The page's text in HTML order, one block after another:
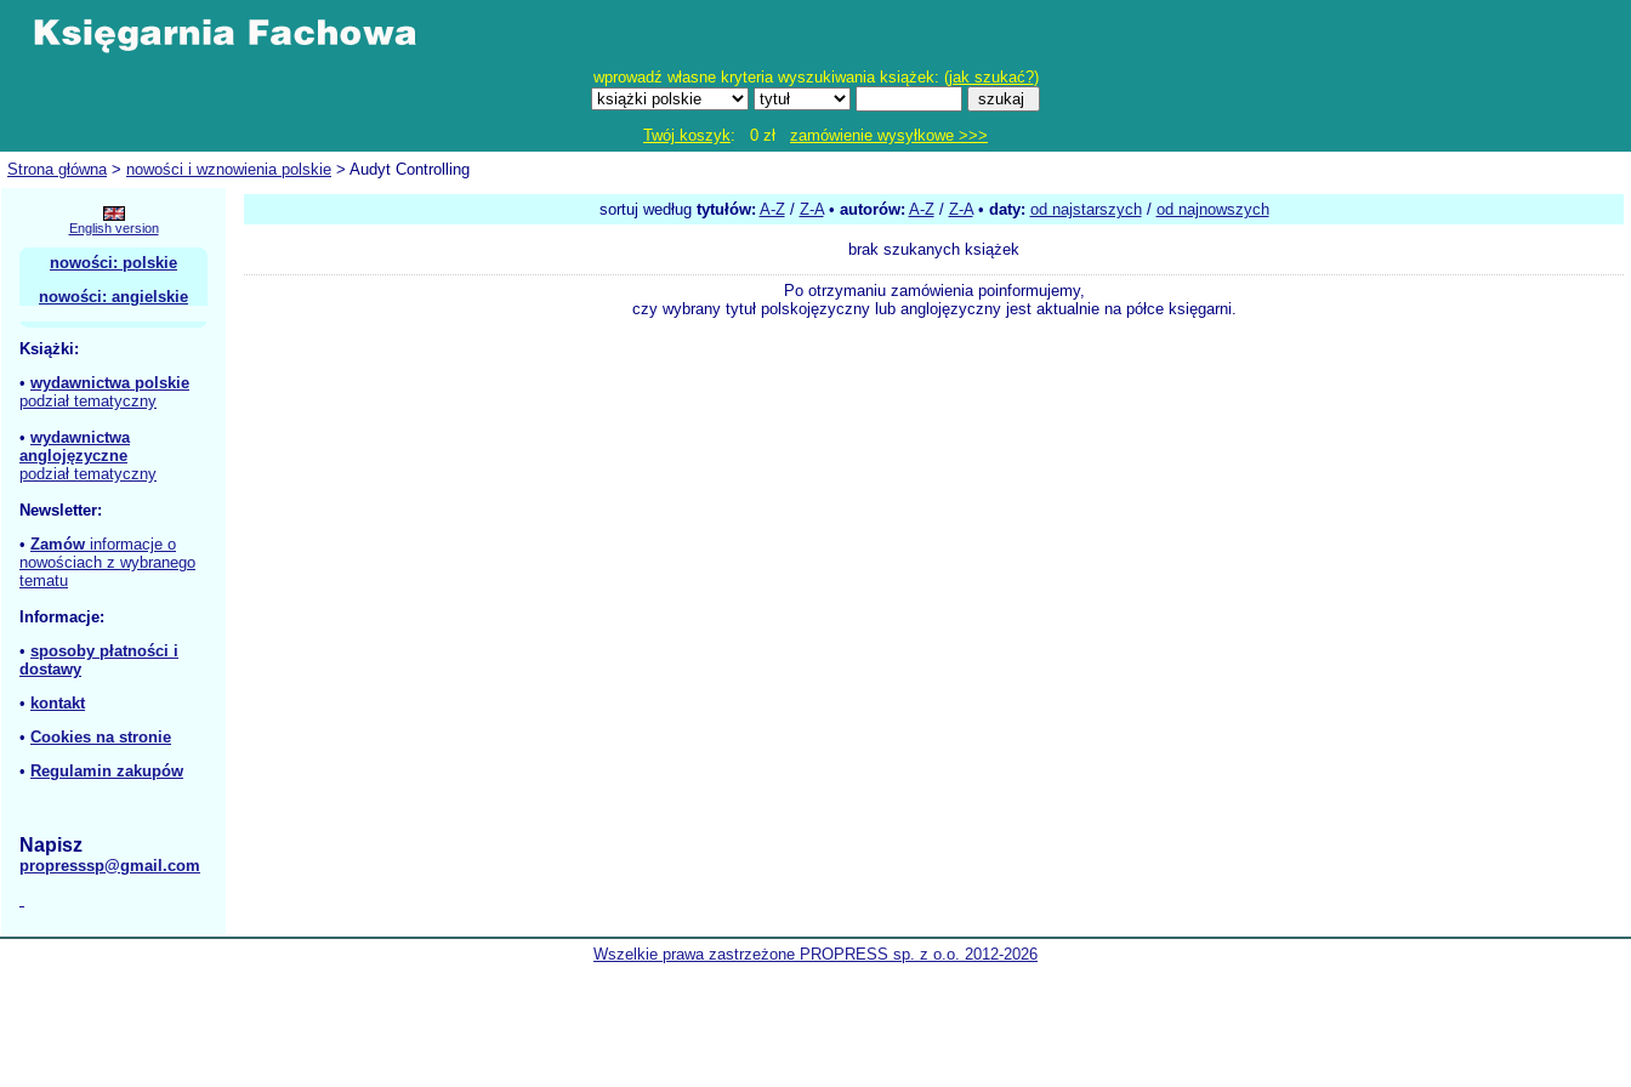
wprowadź własne kryteria wyszukiwania książek: (jak szukać?)
Twój koszyk: 0 zł zamówienie wysyłkowe >>>
Strona główna> nowości i wznowienia polskie > Audyt Controlling
English version
nowości: polskie
nowości: angielskie
Książki:
• wydawnictwa polskie
podział tematyczny
• wydawnictwa
anglojęzyczne
podział tematyczny
Newsletter:
• Zamów informacje o
nowościach z wybranego
tematu
Informacje:
• sposoby płatności i
dostawy
• kontakt
• Cookies na stronie
• Regulamin zakupów
Napisz
propresssp@gmail.com
sortuj według tytułów: A-Z/ Z-A• autorów: A-Z/ Z-A• daty: od najstarszych/ od najnowszych
brak szukanych książek
Po otrzymaniu zamówienia poinformujemy,
czy wybrany tytuł polskojęzyczny lub anglojęzyczny jest aktualnie na półce księgarni.
Wszelkie prawa zastrzeżone PROPRESS sp. z o.o. 2012-2026